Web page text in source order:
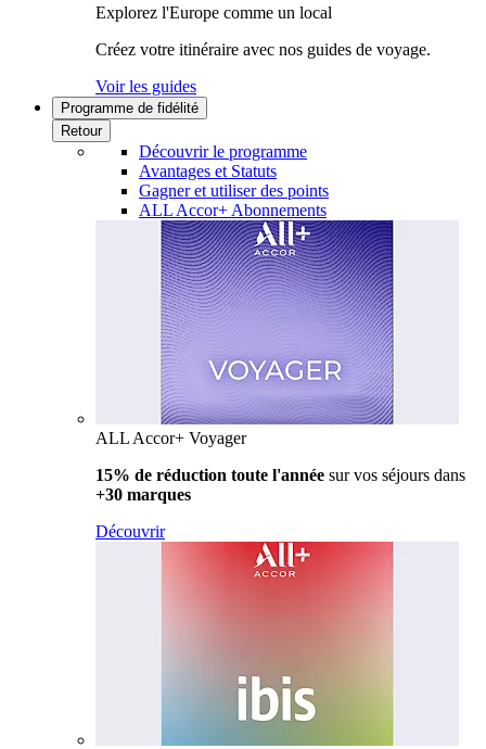
Explorez l'Europe comme un local
Créez votre itinéraire avec nos guides de voyage.
Voir les guides
Programme de fidélité
Retour
Découvrir le programme
Avantages et Statuts
Gagner et utiliser des points
ALL Accor+ Abonnements
ALL Accor+ Voyager
15% de réduction toute l'année sur vos séjours dans
+30 marques
Découvrir